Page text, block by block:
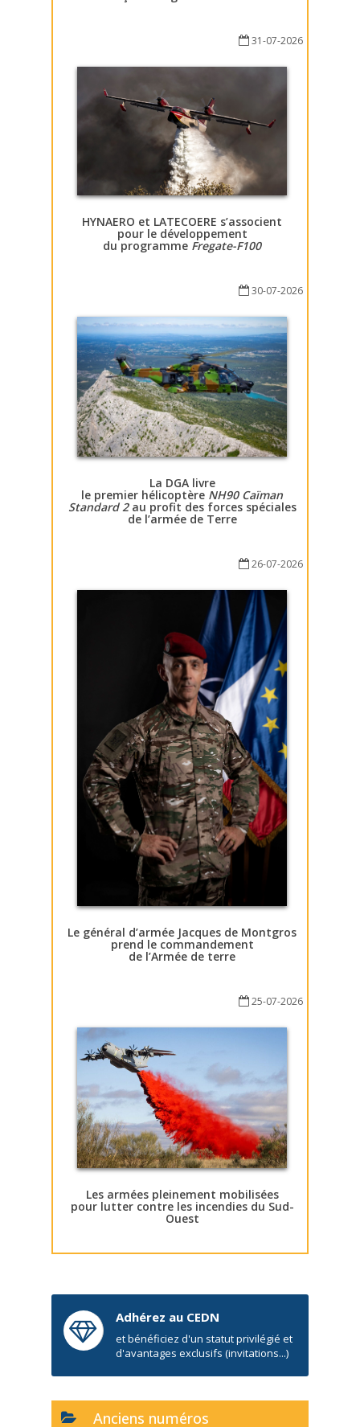
31-07-2026
HYNAERO et LATECOERE s’associent
pour le développement
du programme Fregate-F100
30-07-2026
La DGA livre
le premier hélicoptère NH90 Caïman
Standard 2au profit des forces spéciales
de l’armée de Terre
26-07-2026
Le général d’armée Jacques de Montgros
prend le commandement
de l’Armée de terre
25-07-2026
Les armées pleinement mobilisées
pour lutter contre les incendies du Sud-
Ouest
Adhérez au CEDN
et bénéficiez d'un statut privilégié et
d'avantages exclusifs (invitations...)
Anciens numéros